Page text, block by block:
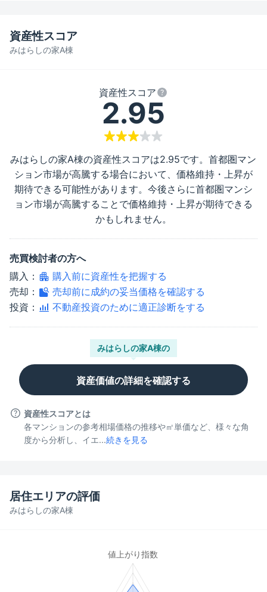
みはらしの家A棟
資産性スコア
資産性スコア
2.95
みはらしの家A棟の資産性スコアは2.95です。首都圏マン
ション市場が高騰する場合において、価格維持・上昇が
期待できる可能性があります。今後さらに首都圏マンシ
ョン市場が高騰することで価格維持・上昇が期待できる
かもしれません。
売買検討者の方へ
購入：
購入前に資産性を把握する
売却：
売却前に成約の妥当価格を確認する
投資：
不動産投資のために適正診断をする
みはらしの家A棟の
資産価値の詳細を確認する
資産性スコアとは
各マンションの参考相場価格の推移や㎡単価など、様々な角
度から分析し、イエ...続きを見る
みはらしの家A棟
居住エリアの評価